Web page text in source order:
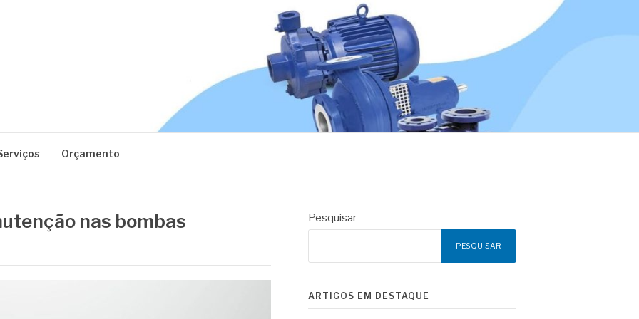
Orçamento
nas bombas
Pesquisar
PESQUISAR
ARTIGOS EM DESTAQUE